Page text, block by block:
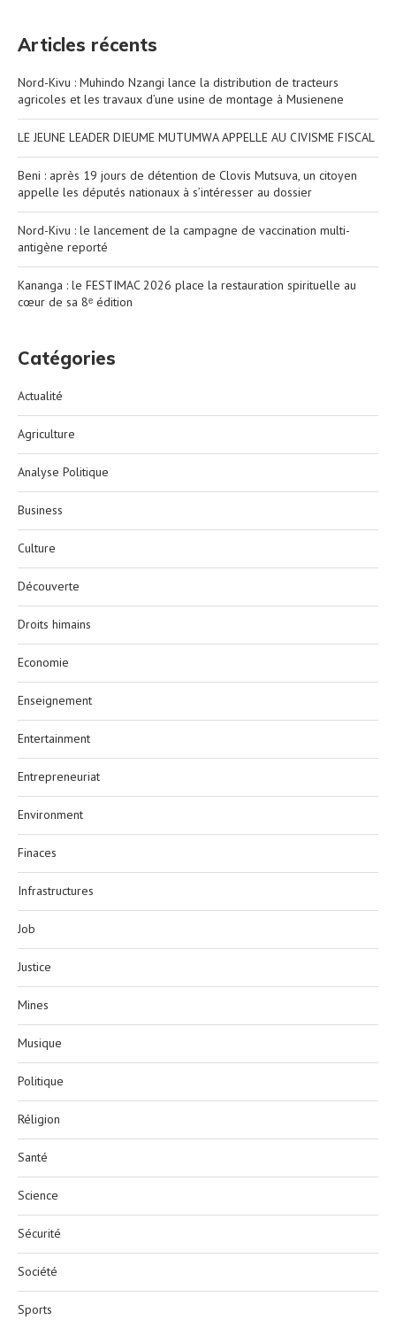
Articles récents
Nord-Kivu : Muhindo Nzangi lance la distribution de tracteurs
agricoles et les travaux d’une usine de montage à Musienene
LE JEUNE LEADER DIEUME MUTUMWA APPELLE AU CIVISME FISCAL
Beni : après 19 jours de détention de Clovis Mutsuva, un citoyen
appelle les députés nationaux à s’intéresser au dossier
Nord-Kivu : le lancement de la campagne de vaccination multi-
antigène reporté
Kananga : le FESTIMAC 2026 place la restauration spirituelle au
cœur de sa 8ᵉ édition
Catégories
Actualité
Agriculture
Analyse Politique
Business
Culture
Découverte
Droits himains
Economie
Enseignement
Entertainment
Entrepreneuriat
Environment
Finaces
Infrastructures
Job
Justice
Mines
Musique
Politique
Réligion
Santé
Science
Sécurité
Société
Sports